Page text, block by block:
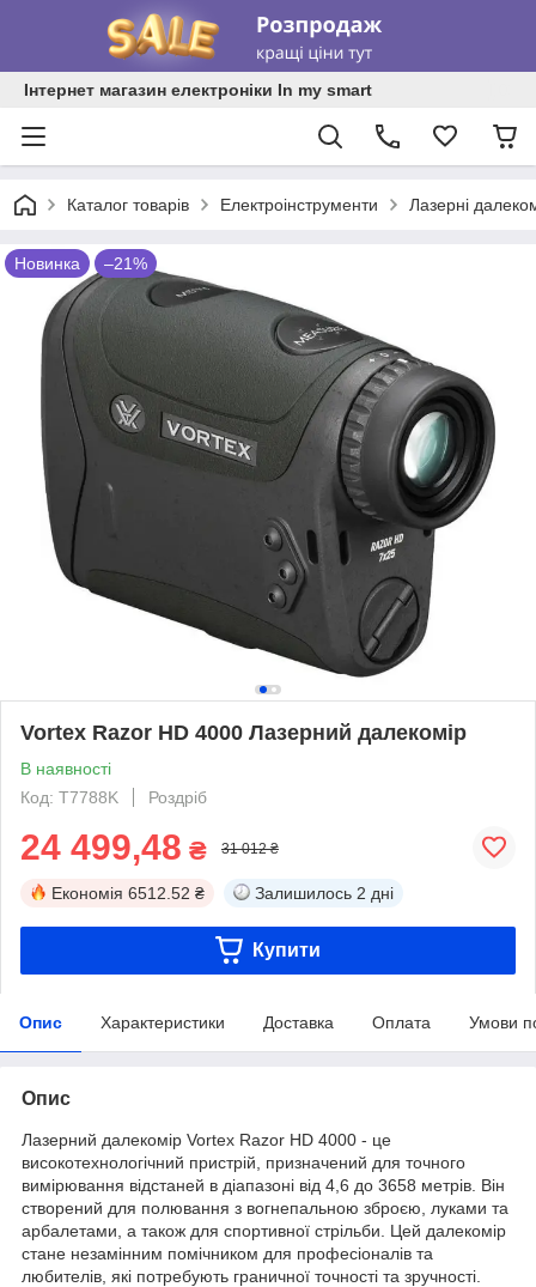
Інтернет магазин електроніки In my smart
Каталог товарів Електроінструменти Лазерні
Новинка –21%
Vortex Razor HD 4000 Лазерний далекомір
В наявності
Код: T7788K
Роздріб
24 499,48 ₴ 31 012 ₴
Економія 6512.52 ₴ Залишилось 2 дні
Купити
Опис Характеристики Доставка Оплата Умови
Опис
Лазерний далекомір Vortex Razor HD 4000 - це
високотехнологічний пристрій, призначений для точного
вимірювання відстаней в діапазоні від 4,6 до 3658 метрів. Він
створений для полювання з вогнепальною зброєю, луками та
арбалетами, а також для спортивної стрільби. Цей далекомір
стане незамінним помічником для професіоналів та
любителів, які потребують граничної точності та зручності.